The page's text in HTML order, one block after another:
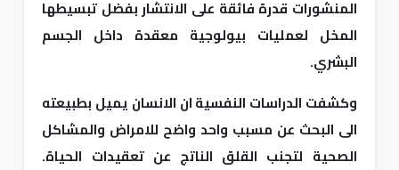
المنشورات قدرة فائقة على الانتشار بفضل تبسيطها
المخل لعمليات بيولوجية معقدة داخل الجسم
البشري.
وكشفت الدراسات النفسية ان الانسان يميل بطبيعته
الى البحث عن مسبب واحد واضح للامراض والمشاكل
الصحية لتجنب القلق الناتج عن تعقيدات الحياة.